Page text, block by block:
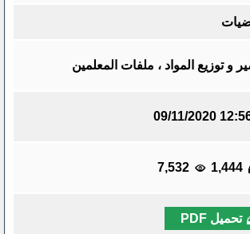
و توزيع المواد ، ملفات المعلمين
09/11/2020
1,444
7,532
تحميل PDF